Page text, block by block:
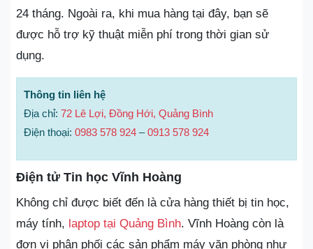
24 tháng. Ngoài ra, khi mua hàng tại đây, bạn sẽ
được hỗ trợ kỹ thuật miễn phí trong thời gian sử
dụng.
Thông tin liên hệ
Địa chỉ: 72 Lê Lợi, Đồng Hới, Quảng Bình
Điện thoại: 0983 578 924 –0913 578 924
Điện tử Tin học Vĩnh Hoàng
Không chỉ được biết đến là cửa hàng thiết bị tin học,
máy tính, laptop tại Quảng Bình. Vĩnh Hoàng còn là
đơn vị phân phối các sản phẩm máy văn phòng như